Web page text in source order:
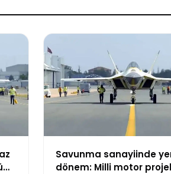
Savunma sanayiinde
dönem: Milli motor